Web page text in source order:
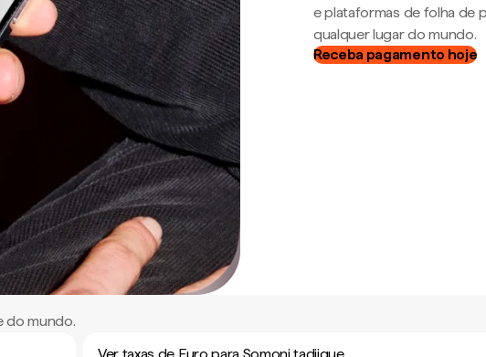
e plataformas de folha de
qualquer lugar do mundo.
Receba pagamento hoje
do mundo.